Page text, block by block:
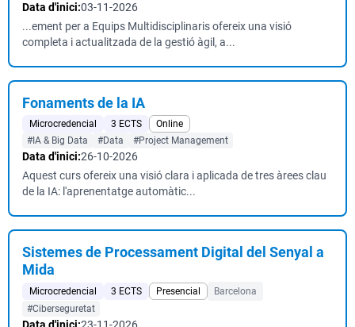
Data d'inici:03-11-2026
...ement per a Equips Multidisciplinaris ofereix una visió
completa i actualitzada de la gestió àgil, a...
Fonaments de la IA
Microcredencial 3 ECTS
Online
#IA & Big Data
#Data #Project Management
Data d'inici:26-10-2026
Aquest curs ofereix una visió clara i aplicada de tres àrees clau
de la IA: l'aprenentatge automàtic...
Sistemes de Processament Digital del Senyal a
Mida
Microcredencial 3 ECTS Presencial
Barcelona
#Ciberseguretat